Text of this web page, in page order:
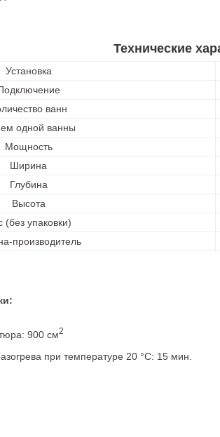
Технические
Установка
ванн
одной ванны
Мощность
Ширина
Глубина
Высота
(без упаковки)
производитель
900 см2
при температуре 20 °С: 15 мин.